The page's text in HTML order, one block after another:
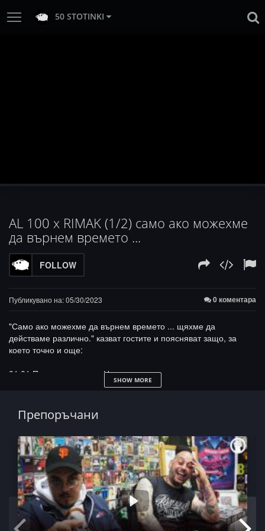
50 STOTINKI
AL 100 x RIMAK (1/2) само ако можехме
да върнем времето ...
FOLLOW
Публикувано на: 05/30/2023 0 коментара
"Само ако можехме да върнем времето ... щяхме да
действаме различно." казват гостите и поясняват защо, за
което точно и още:
01:01 Първа среща в ... Надежда
- Билката, Shano Crew, Demo Hard
08:10 Грешките на растежа
- колектива, цялото, unity
- кауза, подкрепа, публика
- думите са по-евтини от делата
- играта с публиката, диалог и шоу
21:44 Рапър – титла или обида?
- събития, про-подход и несериозно отношение
- фестове, лайн-ъп, награди
- категория „албум“, съревнование и стойност
32:28 География и сравнения
SHOW MORE
Препоръчани